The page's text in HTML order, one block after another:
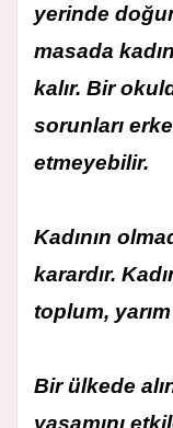
yerinde
masada
kalır. Bir
sorunları
etmeyebilir.
Kadının
karardır.
toplum,
Bir ülkede
yaşamını